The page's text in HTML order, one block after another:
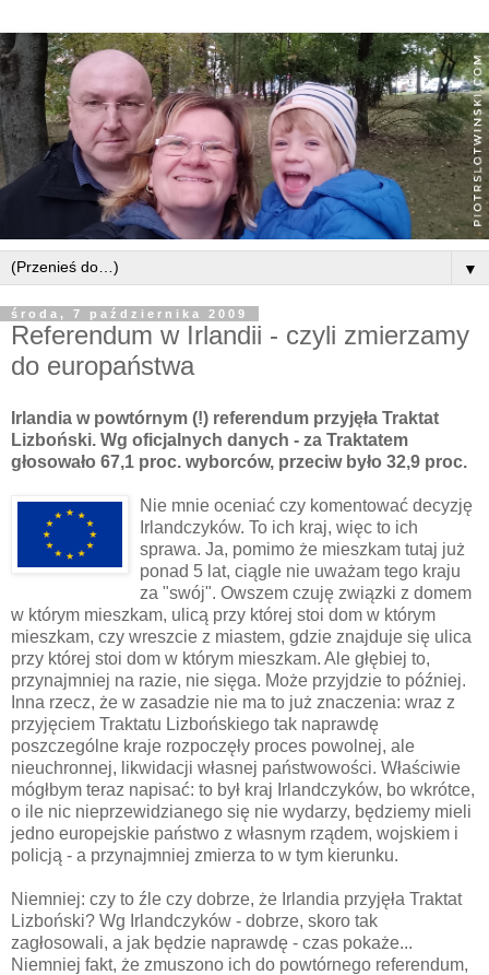
▼
środa, 7 października 2009
Referendum w Irlandii - czyli zmierzamy
do europaństwa
Irlandia w powtórnym (!) referendum przyjęła Traktat
Lizboński. Wg oficjalnych danych - za Traktatem
głosowało 67,1 proc. wyborców, przeciw było 32,9 proc.
Nie mnie oceniać czy komentować decyzję
Irlandczyków. To ich kraj, więc to ich
sprawa. Ja, pomimo że mieszkam tutaj już
ponad 5 lat, ciągle nie uważam tego kraju
za "swój". Owszem czuję związki z domem
w którym mieszkam, ulicą przy której stoi dom w którym
mieszkam, czy wreszcie z miastem, gdzie znajduje się ulica
przy której stoi dom w którym mieszkam. Ale głębiej to,
przynajmniej na razie, nie sięga. Może przyjdzie to później.
Inna rzecz, że w zasadzie nie ma to już znaczenia: wraz z
przyjęciem Traktatu Lizbońskiego tak naprawdę
poszczególne kraje rozpoczęły proces powolnej, ale
nieuchronnej, likwidacji własnej państwowości. Właściwie
mógłbym teraz napisać: to był kraj Irlandczyków, bo wkrótce,
o ile nic nieprzewidzianego się nie wydarzy, będziemy mieli
jedno europejskie państwo z własnym rządem, wojskiem i
policją - a przynajmniej zmierza to w tym kierunku.
Niemniej: czy to źle czy dobrze, że Irlandia przyjęła Traktat
Lizboński? Wg Irlandczyków - dobrze, skoro tak
zagłosowali, a jak będzie naprawdę - czas pokaże...
Niemniej fakt, że zmuszono ich do powtórnego referendum,